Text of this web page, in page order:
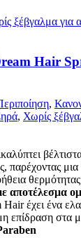
Hair
,
, Χωρίς
βέλτιστα
παρέχοντας
αποτέλεσμα
έχει ένα
επίδραση στα